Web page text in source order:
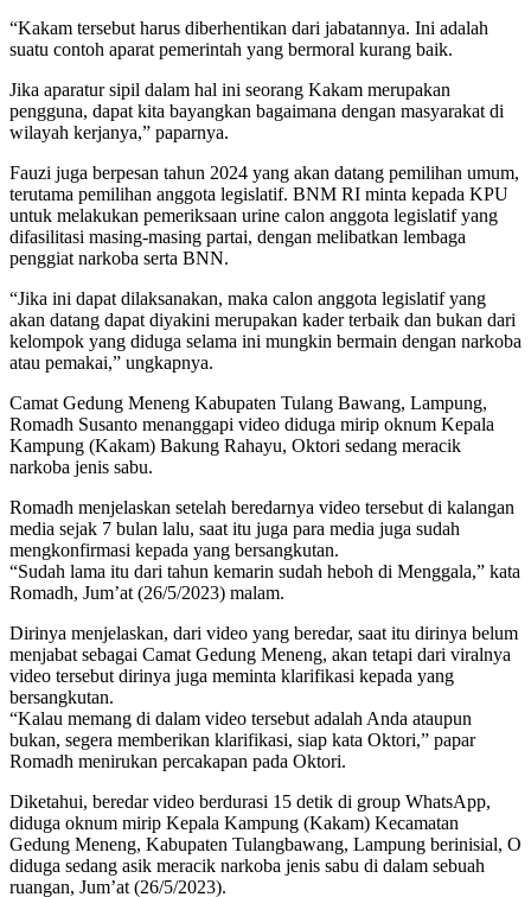
“Kakam tersebut harus diberhentikan dari jabatannya. Ini adalah
suatu contoh aparat pemerintah yang bermoral kurang baik.
Jika aparatur sipil dalam hal ini seorang Kakam merupakan
pengguna, dapat kita bayangkan bagaimana dengan masyarakat di
wilayah kerjanya,” paparnya.
Fauzi juga berpesan tahun 2024 yang akan datang pemilihan umum,
terutama pemilihan anggota legislatif. BNM RI minta kepada KPU
untuk melakukan pemeriksaan urine calon anggota legislatif yang
difasilitasi masing-masing partai, dengan melibatkan lembaga
penggiat narkoba serta BNN.
“Jika ini dapat dilaksanakan, maka calon anggota legislatif yang
akan datang dapat diyakini merupakan kader terbaik dan bukan dari
kelompok yang diduga selama ini mungkin bermain dengan narkoba
atau pemakai,” ungkapnya.
Camat Gedung Meneng Kabupaten Tulang Bawang, Lampung,
Romadh Susanto menanggapi video diduga mirip oknum Kepala
Kampung (Kakam) Bakung Rahayu, Oktori sedang meracik
narkoba jenis sabu.
Romadh menjelaskan setelah beredarnya video tersebut di kalangan
media sejak 7 bulan lalu, saat itu juga para media juga sudah
mengkonfirmasi kepada yang bersangkutan.
“Sudah lama itu dari tahun kemarin sudah heboh di Menggala,” kata
Romadh, Jum’at (26/5/2023) malam.
Dirinya menjelaskan, dari video yang beredar, saat itu dirinya belum
menjabat sebagai Camat Gedung Meneng, akan tetapi dari viralnya
video tersebut dirinya juga meminta klarifikasi kepada yang
bersangkutan.
“Kalau memang di dalam video tersebut adalah Anda ataupun
bukan, segera memberikan klarifikasi, siap kata Oktori,” papar
Romadh menirukan percakapan pada Oktori.
Diketahui, beredar video berdurasi 15 detik di group WhatsApp,
diduga oknum mirip Kepala Kampung (Kakam) Kecamatan
Gedung Meneng, Kabupaten Tulangbawang, Lampung berinisial, O
diduga sedang asik meracik narkoba jenis sabu di dalam sebuah
ruangan, Jum’at (26/5/2023).